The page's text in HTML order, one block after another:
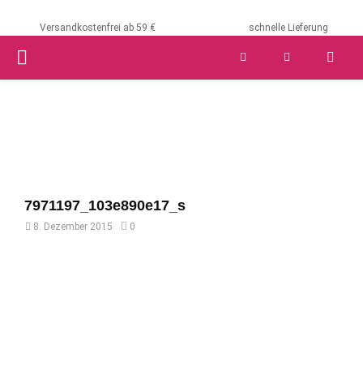
Versandkostenfrei ab 59 € schnelle Lieferung
PRIMARY
7971197_103e890e17_s
8. Dezember 2015 0